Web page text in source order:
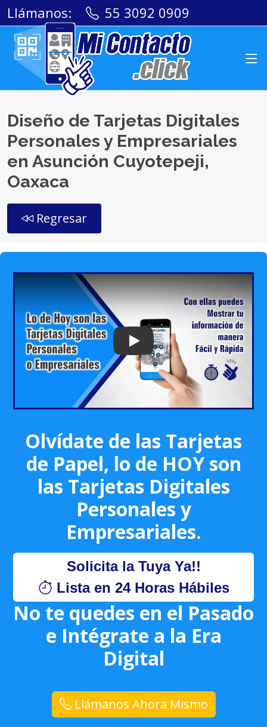
Llámanos: 55 3092 0909
Diseño de Tarjetas Digitales
Personales y Empresariales
en Asunción Cuyotepeji,
Oaxaca
Regresar
Play: Keynote (Google I/O '18)
Olvídate de las Tarjetas
de Papel, lo de HOY son
las Tarjetas Digitales
Personales y
Empresariales.
Solicita la Tuya Ya!!
Lista en 24 Horas Hábiles
No te quedes en el Pasado
e Intégrate a la Era
Digital
Llámanos Ahora Mismo